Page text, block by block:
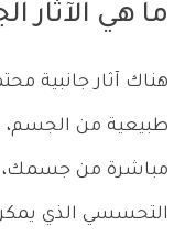
ما هي الآثار
هناك آثار جانبية
طبيعية من الجسم،
مباشرة من جسمك،
التحسسي الذي